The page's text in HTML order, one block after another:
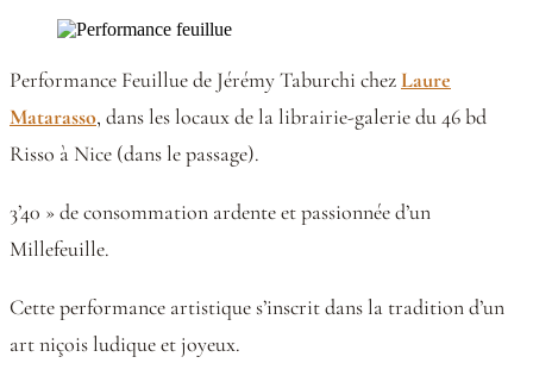
Performance Feuillue de Jérémy Taburchi chez Laure
Matarasso, dans les locaux de la librairie-galerie du 46 bd
Risso à Nice (dans le passage).
3’40 » de consommation ardente et passionnée d’un
Millefeuille.
Cette performance artistique s’inscrit dans la tradition d’un
art niçois ludique et joyeux.